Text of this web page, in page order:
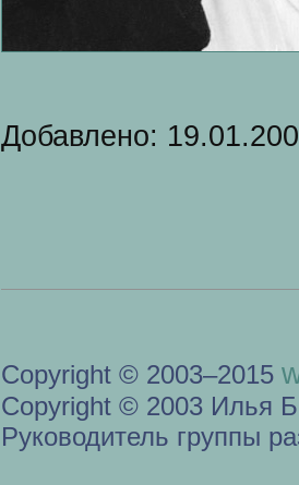
Добавлено:
Copyright © 2003–2015
Copyright © 2003 Илья
Руководитель группы